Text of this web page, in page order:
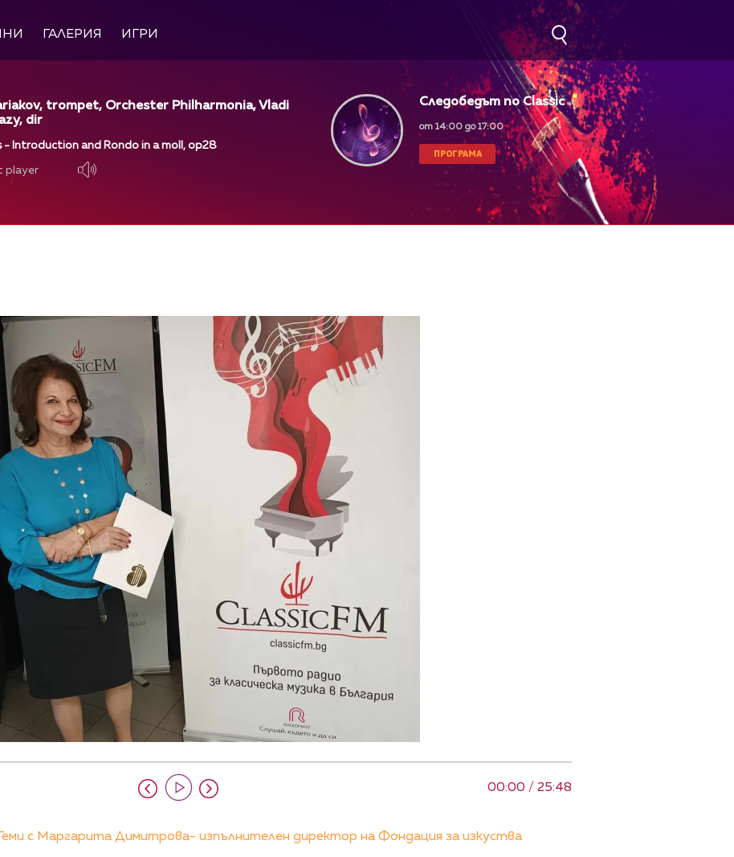
ГАЛЕРИЯ ИГРИ
trompet, Orchester Philharmonia, Vladi
dir
- Introduction and Rondo in a moll, op28
player
Следобедът по Classic
от 14:00 до 17:00
ПРОГРАМА
00:00 / 25:48
с Маргарита Димитрова- изпълнителен директор на Фондация за изкуства